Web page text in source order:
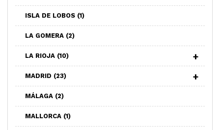
ISLA DE LOBOS (1)
LA GOMERA (2)
LA RIOJA (10)
MADRID (23)
MÁLAGA (2)
MALLORCA (1)